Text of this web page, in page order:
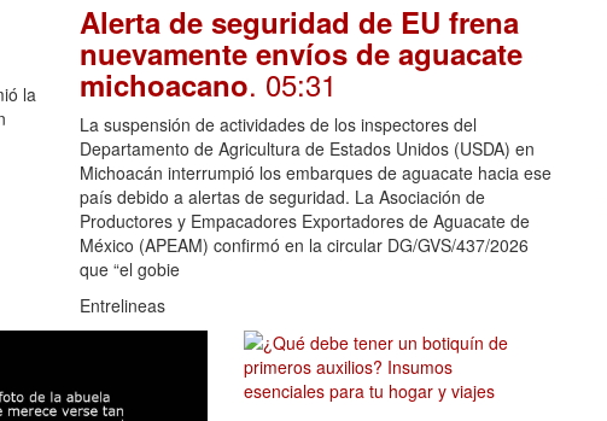
la
Alerta de seguridad de EU frena
nuevamente envíos de aguacate
michoacano. 05:31
La suspensión de actividades de los inspectores del
Departamento de Agricultura de Estados Unidos (USDA) en
Michoacán interrumpió los embarques de aguacate hacia ese
país debido a alertas de seguridad. La Asociación de
Productores y Empacadores Exportadores de Aguacate de
México (APEAM) confirmó en la circular DG/GVS/437/2026
que “el gobie
Entrelineas